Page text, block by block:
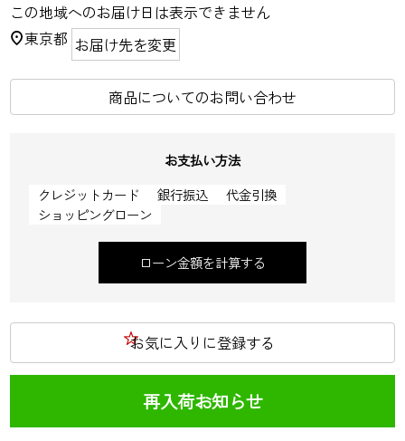
この地域へのお届け日は表示できません
東京都 お届け先を変更
商品についてのお問い合わせ
お支払い方法
クレジットカード
銀行振込
代金引換
ショッピングローン
ローン金額を計算する
お気に入りに登録する
再入荷お知らせ